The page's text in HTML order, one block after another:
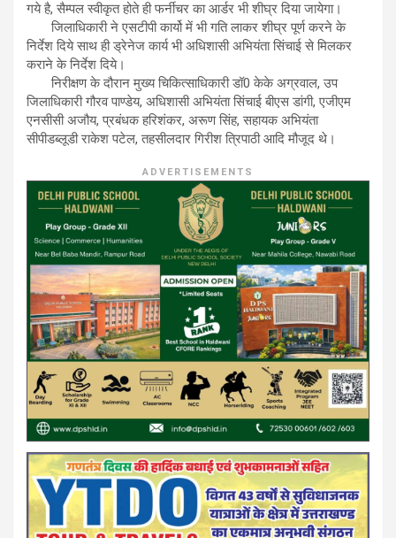
गये है, सैम्पल स्वीकृत होते ही फर्नीचर का आर्डर भी शीघ्र दिया जायेगा।
जिलाधिकारी ने एसटीपी कार्यो में भी गति लाकर शीघ्र पूर्ण करने के
निर्देश दिये साथ ही ड्रेनेज कार्य भी अधिशासी अभियंता सिंचाई से मिलकर
कराने के निर्देश दिये।
निरीक्षण के दौरान मुख्य चिकित्साधिकारी डॉ0 केके अग्रवाल, उप
जिलाधिकारी गौरव पाण्डेय, अधिशासी अभियंता सिंचाई बीएस डांगी, एजीएम
एनसीसी अजौय, प्रबंधक हरिशंकर, अरूण सिंह, सहायक अभियंता
सीपीडब्लूडी राकेश पटेल, तहसीलदार गिरीश त्रिपाठी आदि मौजूद थे।
ADVERTISEMENTS